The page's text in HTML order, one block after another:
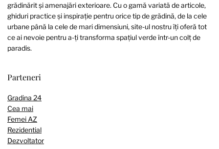
grădinărit și amenajări exterioare. Cu o gamă variată de articole,
ghiduri practice și inspirație pentru orice tip de grădină, de la cele
urbane până la cele de mari dimensiuni, site-ul nostru îți oferă tot
ce ai nevoie pentru a-ți transforma spațiul verde într-un colț de
paradis.
Parteneri
Gradina 24
Cea mai
Femei AZ
Rezidential
Dezvoltator